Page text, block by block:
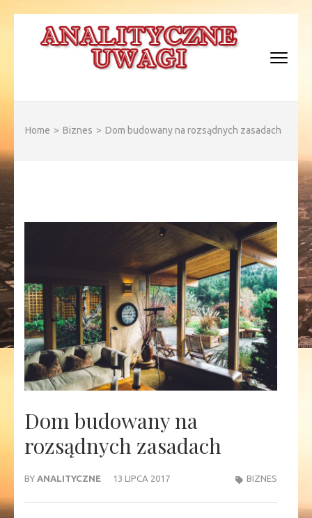
Home > Biznes > Dom budowany na rozsądnych zasadach
Dom budowany na
rozsądnych zasadach
BY ANALITYCZNE 13 LIPCA 2017 BIZNES